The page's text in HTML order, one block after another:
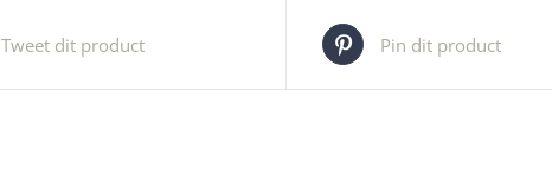
Tweet dit product Pin dit product